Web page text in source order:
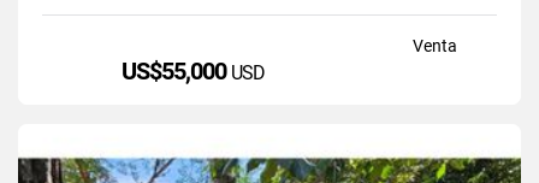
Venta
US$55,000 USD